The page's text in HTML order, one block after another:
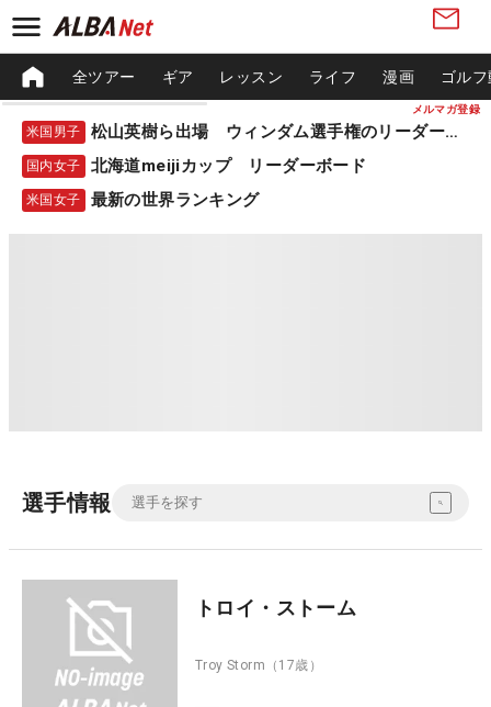
メルマガ登録
全ツアー ギア レッスン ライフ 漫画 ゴル
米国男子 松山英樹ら出場 ウィンダム選手権のリーダーボード
国内女子 北海道meijiカップ リーダーボード
米国女子 最新の世界ランキング
選手情報
トロイ・ストーム
Troy Storm （17歳）